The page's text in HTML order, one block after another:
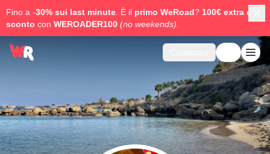
Fino a -30% sui last minute . È il primo WeRoad? 100€ extra di
sconto con WEROADER100 (no weekends).